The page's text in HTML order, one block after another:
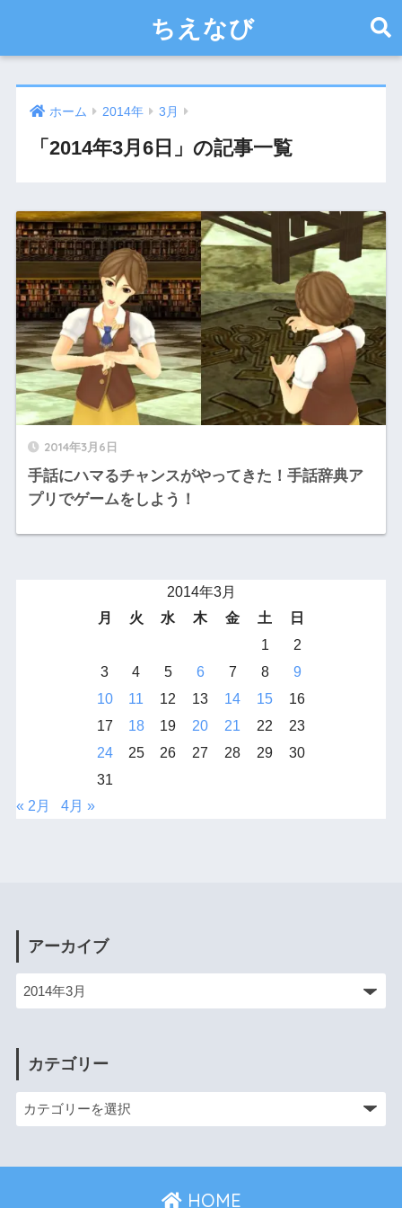
ちえなび
ホーム 2014年 3月
「2014年3月6日」の記事一覧
2014年3月6日
手話にハマるチャンスがやってきた！手話辞典ア
プリでゲームをしよう！
2014年3月
月
火 水 木 金 土
日
1
2
3
4 5 6 7 8
9
10
11 12 13 14 15
16
17
18 19 20 21 22
23
24
25 26 27 28 29
30
31
« 2月
4月 »
アーカイブ
カテゴリー
HOME